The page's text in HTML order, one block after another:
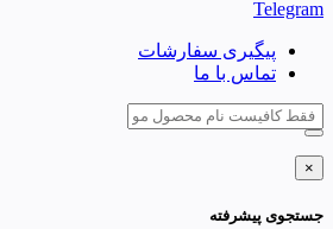
Telegram
پیگیری سفارشات
تماس با ما
×
جستجوی پیشرفته